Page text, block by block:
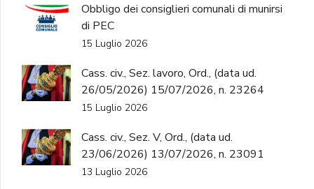
Obbligo dei consiglieri comunali di munirsi
di PEC
15 Luglio 2026
Cass. civ., Sez. lavoro, Ord., (data ud.
26/05/2026) 15/07/2026, n. 23264
15 Luglio 2026
Cass. civ., Sez. V, Ord., (data ud.
23/06/2026) 13/07/2026, n. 23091
13 Luglio 2026